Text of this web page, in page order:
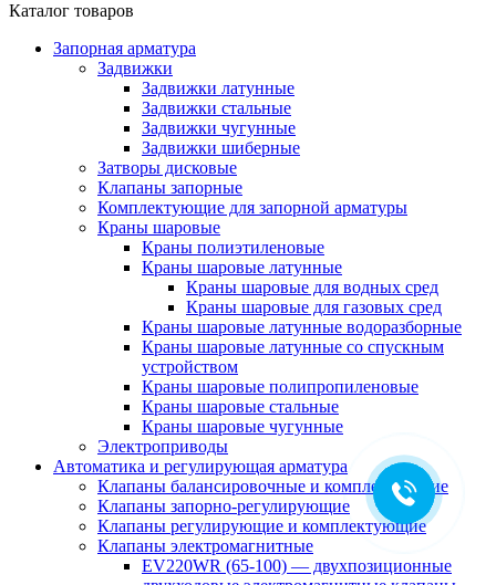
Каталог товаров
Запорная арматура
Задвижки
Задвижки латунные
Задвижки стальные
Задвижки чугунные
Задвижки шиберные
Затворы дисковые
Клапаны запорные
Комплектующие для запорной арматуры
Краны шаровые
Краны полиэтиленовые
Краны шаровые латунные
Краны шаровые для водных сред
Краны шаровые для газовых сред
Краны шаровые латунные водоразборные
Краны шаровые латунные со спускным
устройством
Краны шаровые полипропиленовые
Краны шаровые стальные
Краны шаровые чугунные
Электроприводы
Автоматика и регулирующая арматура
Клапаны балансировочные и комплектующие
Клапаны запорно-регулирующие
Клапаны регулирующие и комплектующие
Клапаны электромагнитные
EV220WR (65-100) — двухпозиционные